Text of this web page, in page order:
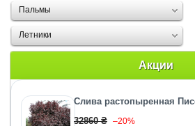
Пальмы
Летники
Акции
Слива растопыренная
32860 ₴ –20%